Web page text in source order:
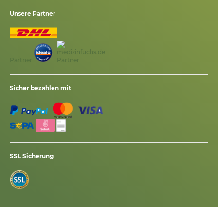
Unsere Partner
Sicher bezahlen mit
SSL Sicherung